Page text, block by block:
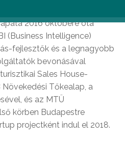
2016 októbere óta
(Business Intelligence)
fejlesztők és a legnagyobb
bevonásával
Sales House-
Tőkealap, a
és az MTÜ
körben Budapestre
projectként indul el 2018.